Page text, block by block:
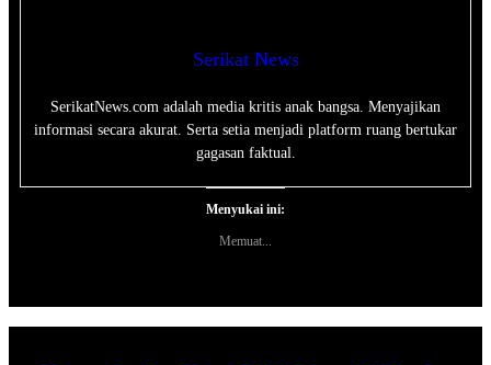
Serikat News
SerikatNews.com adalah media kritis anak bangsa. Menyajikan
informasi secara akurat. Serta setia menjadi platform ruang bertukar
gagasan faktual.
Menyukai ini:
Memuat...